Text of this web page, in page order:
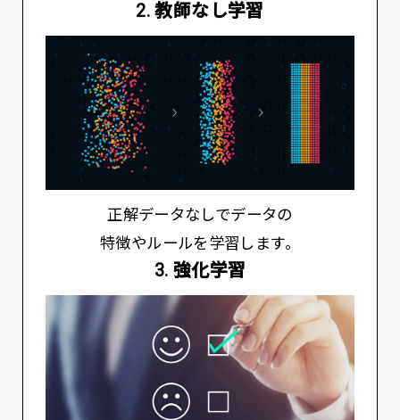
2. 教師なし学習
正解データなしでデータの
特徴やルールを学習します。
3. 強化学習